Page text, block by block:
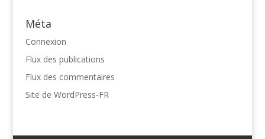
Méta
Connexion
Flux des publications
Flux des commentaires
Site de WordPress-FR